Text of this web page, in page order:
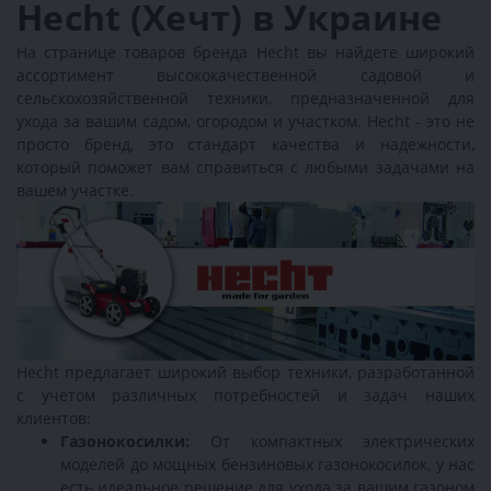
Hecht (Хечт) в Украине
На странице товаров бренда Hecht вы найдете широкий
ассортимент высококачественной садовой и
сельскохозяйственной техники, предназначенной для
ухода за вашим садом, огородом и участком. Hecht - это не
просто бренд, это стандарт качества и надежности,
который поможет вам справиться с любыми задачами на
вашем участке.
Hecht предлагает широкий выбор техники, разработанной
с учетом различных потребностей и задач наших
клиентов:
Газонокосилки: От компактных электрических
моделей до мощных бензиновых газонокосилок, у нас